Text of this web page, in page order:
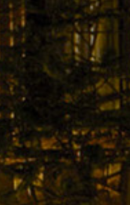
Trámites
Conoce
Proceso